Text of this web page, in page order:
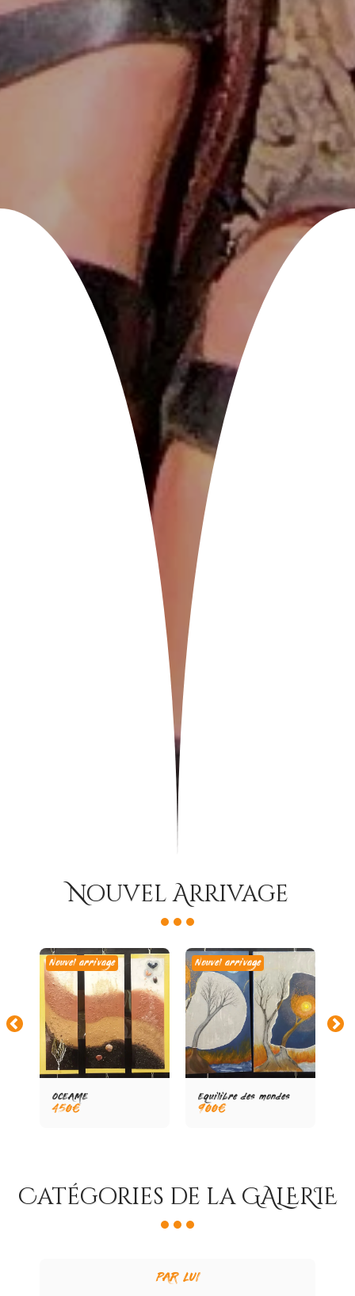
Nouvel Arrivage
Nouvel arrivage
OCEAME
450€
Nouvel arrivage
Equilibre des mondes
900€
Catégories de la GALERIE
PAR LUI